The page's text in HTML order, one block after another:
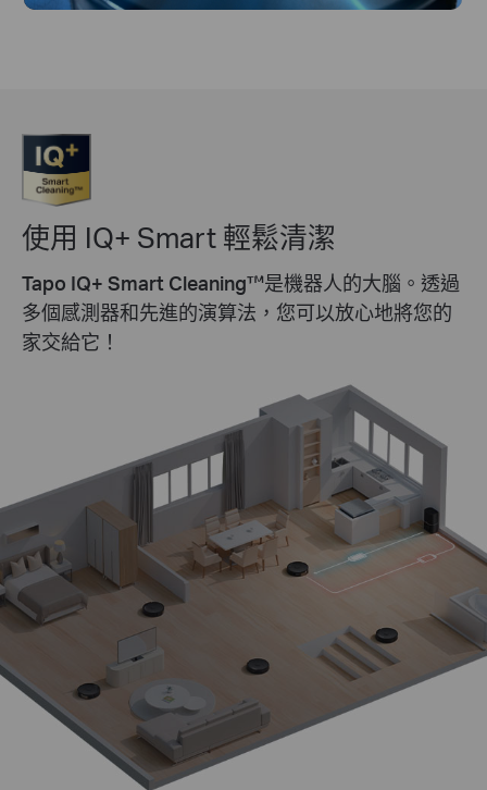
使用 IQ+ Smart 輕鬆清潔
Tapo IQ+ Smart Cleaning™是機器人的大腦。透過
多個感測器和先進的演算法，您可以放心地將您的
家交給它！